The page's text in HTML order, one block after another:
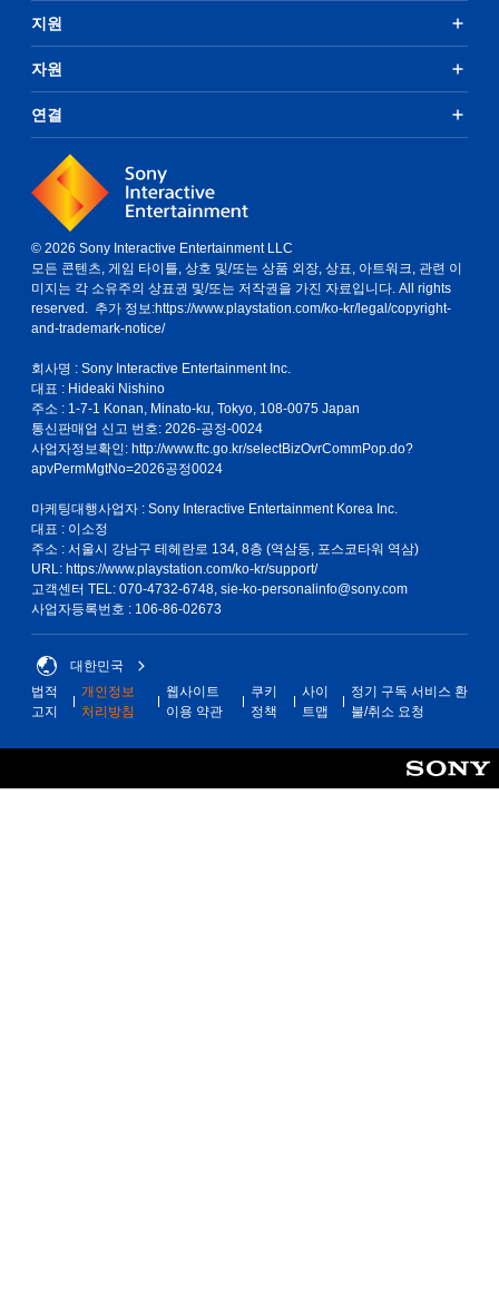
지원
자원
연결
© 2026 Sony Interactive Entertainment LLC
모든 콘텐츠, 게임 타이틀, 상호 및/또는 상품 외장, 상표, 아트워크, 관련 이
미지는 각 소유주의 상표권 및/또는 저작권을 가진 자료입니다. All rights
reserved. 추가 정보:https://www.playstation.com/ko-kr/legal/copyright-
and-trademark-notice/
회사명 : Sony Interactive Entertainment Inc.
대표 : Hideaki Nishino
주소 : 1-7-1 Konan, Minato-ku, Tokyo, 108-0075 Japan
통신판매업 신고 번호: 2026-공정-0024
사업자정보확인: http://www.ftc.go.kr/selectBizOvrCommPop.do?
apvPermMgtNo=2026공정0024
마케팅대행사업자 : Sony Interactive Entertainment Korea Inc.
대표 : 이소정
주소 : 서울시 강남구 테헤란로 134, 8층 (역삼동, 포스코타워 역삼)
URL: https://www.playstation.com/ko-kr/support/
고객센터 TEL: 070-4732-6748, sie-ko-personalinfo@sony.com
사업자등록번호 : 106-86-02673
대한민국
법적
고지
개인정보
처리방침
웹사이트
이용 약관
쿠키
정책
사이
트맵
정기 구독 서비스 환
불/취소 요청